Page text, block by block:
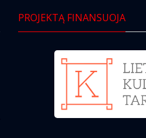
PROJEKTĄ FINANSUOJA